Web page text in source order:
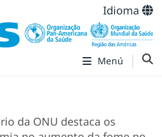
Idioma
Menú
da ONU destaca os